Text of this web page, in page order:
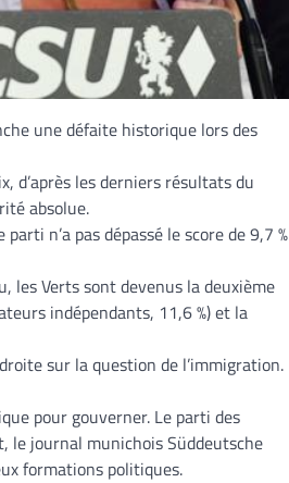
une défaite historique lors des
d’après les derniers résultats du
absolue.
n’a pas dépassé le score de 9,7 %
les Verts sont devenus la deuxième
indépendants, 11,6 %) et la
sur la question de l’immigration.
pour gouverner. Le parti des
le journal munichois Süddeutsche
formations politiques.